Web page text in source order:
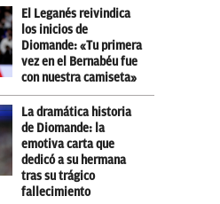
El Leganés reivindica
los inicios de
Diomande: «Tu primera
vez en el Bernabéu fue
con nuestra camiseta»
La dramática historia
de Diomande: la
emotiva carta que
dedicó a su hermana
tras su trágico
fallecimiento